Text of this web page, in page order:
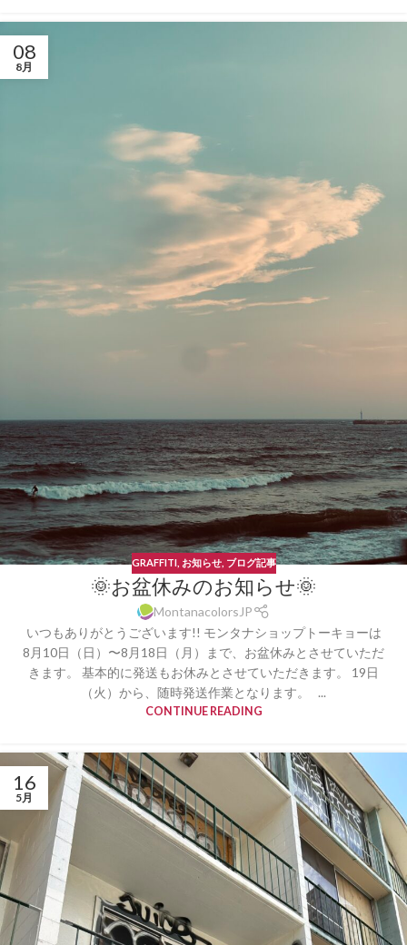
08
8月
GRAFFITI, お知らせ, ブログ記事
🌞お盆休みのお知らせ🌞
MontanacolorsJP
いつもありがとうございます!! モンタナショップトーキョーは
8月10日（日）〜8月18日（月）まで、お盆休みとさせていただ
きます。 基本的に発送もお休みとさせていただきます。 19日
（火）から、随時発送作業となります。 ...
CONTINUE READING
16
5月